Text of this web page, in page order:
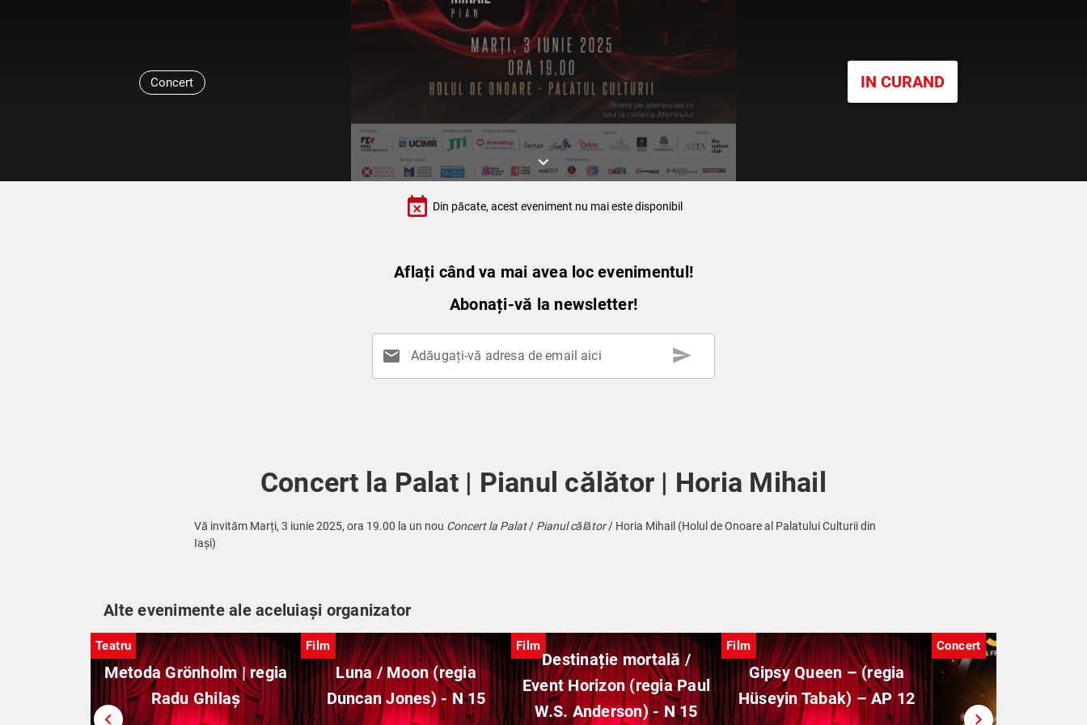
Concert IN CURAND
keyboard_arrow_down
event_busy Din păcate, acest eveniment nu mai este disponibil
Aflați când va mai avea loc evenimentul!
Abonați-vă la newsletter!
mail Adăugați-vă adresa de email aici send
Concert la Palat | Pianul călător | Horia Mihail
Vă invităm Marți, 3 iunie 2025, ora 19.00 la un nou Concert la Palat/ Pianul călător/ Horia Mihail (Holul de Onoare al Palatului Culturii din
Iași)
Alte evenimente ale aceluiași organizator
chevron_left
Teatru
Metoda Grönholm | regia
Radu Ghilaș
Film
Luna / Moon (regia
Duncan Jones) - N 15
Film
Destinație mortală /
Event Horizon (regia Paul
W.S. Anderson) - N 15
Film
Gipsy Queen – (regia
Hüseyin Tabak) – AP 12
Concert
chevron_right